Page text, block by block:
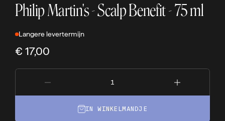
Philip Martin's - Scalp Benefit - 75 ml
Langere levertermijn
€ 17,00
IN WINKELMANDJE